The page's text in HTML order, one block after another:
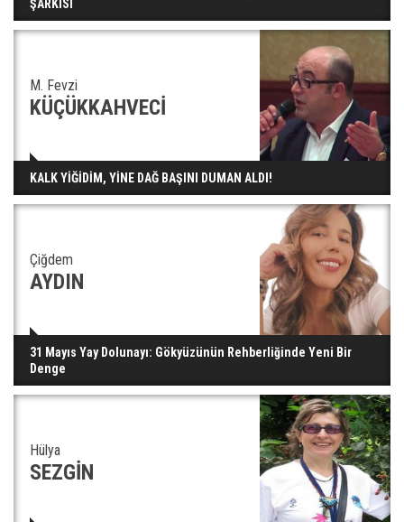
ŞARKISI
M. Fevzi
KÜÇÜKKAHVECİ
KALK YİĞİDİM, YİNE DAĞ BAŞINI DUMAN ALDI!
Çiğdem
AYDIN
31 Mayıs Yay Dolunayı: Gökyüzünün Rehberliğinde Yeni Bir
Denge
Hülya
SEZGİN